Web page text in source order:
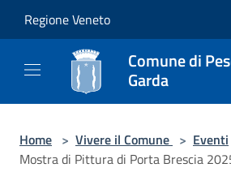
Regione Veneto
Comune di
Garda
Home > Vivere il Comune > Eventi
Mostra di Pittura di Porta Brescia